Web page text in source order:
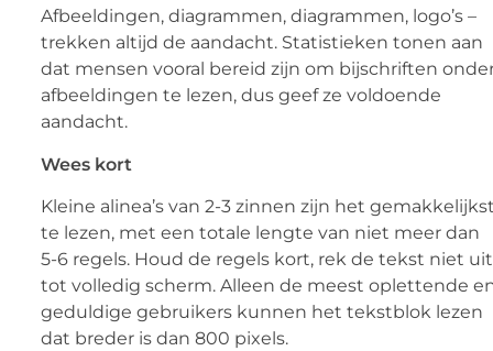
Afbeeldingen, diagrammen, diagrammen, logo’s –
trekken altijd de aandacht. Statistieken tonen aan
dat mensen vooral bereid zijn om bijschriften
afbeeldingen te lezen, dus geef ze voldoende
aandacht.
Wees kort
Kleine alinea’s van 2-3 zinnen zijn het
te lezen, met een totale lengte van niet meer dan
5-6 regels. Houd de regels kort, rek de tekst niet uit
tot volledig scherm. Alleen de meest oplettende
geduldige gebruikers kunnen het tekstblok lezen
dat breder is dan 800 pixels.